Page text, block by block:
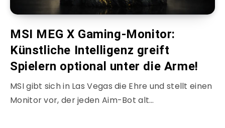
MSI MEG X Gaming-Monitor:
Künstliche Intelligenz greift
Spielern optional unter die Arme!
MSI gibt sich in Las Vegas die Ehre und stellt einen
Monitor vor, der jeden Aim-Bot alt…